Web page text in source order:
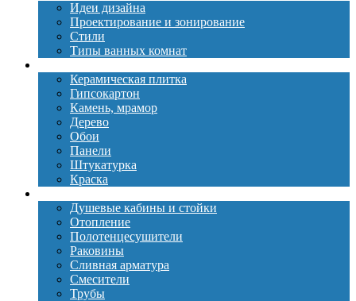
Идеи дизайна
Проектирование и зонирование
Стили
Типы ванных комнат
Керамическая плитка
Гипсокартон
Камень, мрамор
Дерево
Обои
Панели
Штукатурка
Краска
Душевые кабины и стойки
Отопление
Полотенцесушители
Раковины
Сливная арматура
Смесители
Трубы